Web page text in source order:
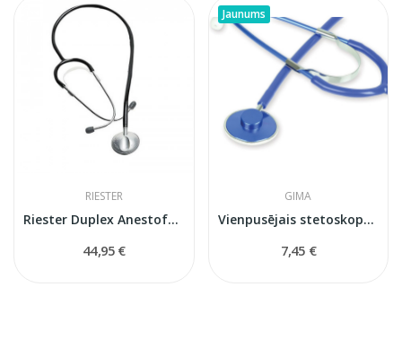
RIESTER
Riester Duplex Anestofon melns
44,95 €
Jaunums
GIMA
Vienpusējais stetoskops GIMA Trad 51002 (zils)
7,45 €